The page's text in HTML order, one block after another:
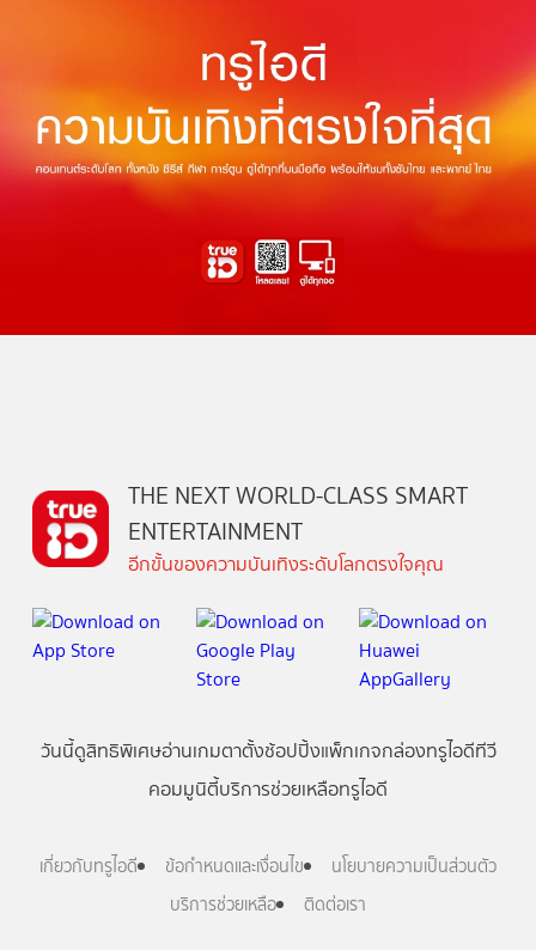
THE NEXT WORLD-CLASS SMART
ENTERTAINMENT
อีกขั้นของความบันเทิงระดับโลกตรงใจคุณ
วันนี้ดูสิทธิพิเศษอ่านเกมตาตั้งช้อปปิ้งแพ็กเกจกล่องทรูไอดีทีวี
คอมมูนิตี้บริการช่วยเหลือทรูไอดี
เกี่ยวกับทรูไอดี ข้อกำหนดและเงื่อนไข
นโยบายความเป็นส่วนตัว
บริการช่วยเหลือ
ติดต่อเรา